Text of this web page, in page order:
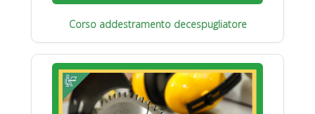
Corso addestramento decespugliatore